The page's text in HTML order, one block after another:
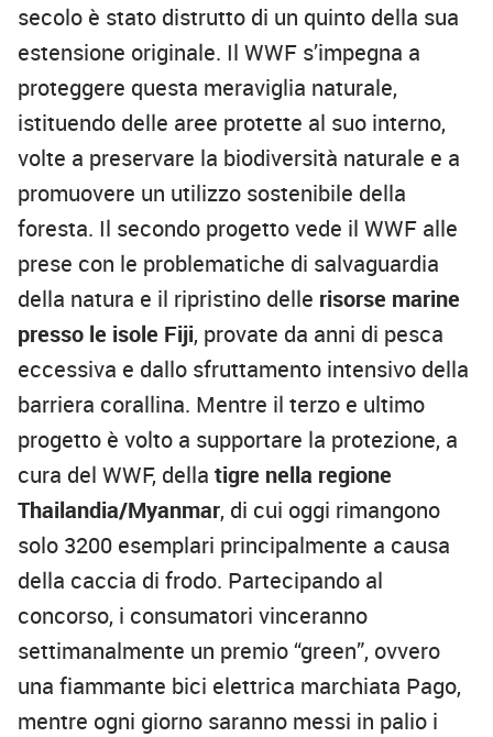
secolo è stato distrutto di un quinto della sua
estensione originale. Il WWF s’impegna a
proteggere questa meraviglia naturale,
istituendo delle aree protette al suo interno,
volte a preservare la biodiversità naturale e a
promuovere un utilizzo sostenibile della
foresta. Il secondo progetto vede il WWF alle
prese con le problematiche di salvaguardia
della natura e il ripristino delle risorse marine
presso le isole Fiji, provate da anni di pesca
eccessiva e dallo sfruttamento intensivo della
barriera corallina. Mentre il terzo e ultimo
progetto è volto a supportare la protezione, a
cura del WWF, della tigre nella regione
Thailandia/Myanmar, di cui oggi rimangono
solo 3200 esemplari principalmente a causa
della caccia di frodo. Partecipando al
concorso, i consumatori vinceranno
settimanalmente un premio “green”, ovvero
una fiammante bici elettrica marchiata Pago,
mentre ogni giorno saranno messi in palio i